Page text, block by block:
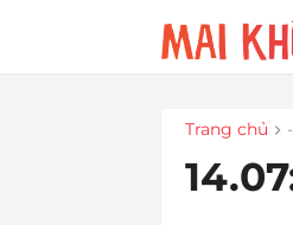
Trang chủ